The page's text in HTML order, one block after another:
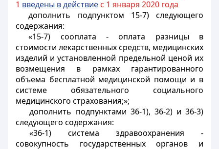
1 введены в действие с 1 января 2020 года
дополнить подпунктом 15-7) следующего
содержания:
«15-7) сооплата - оплата разницы в
стоимости лекарственных средств, медицинских
изделий и установленной предельной ценой их
возмещения в рамках гарантированного
объема бесплатной медицинской помощи и в
системе обязательного социального
медицинского страхования;»;
дополнить подпунктами 36-1), 36-2) и 36-3)
следующего содержания:
«36-1) система здравоохранения -
совокупность государственных органов и